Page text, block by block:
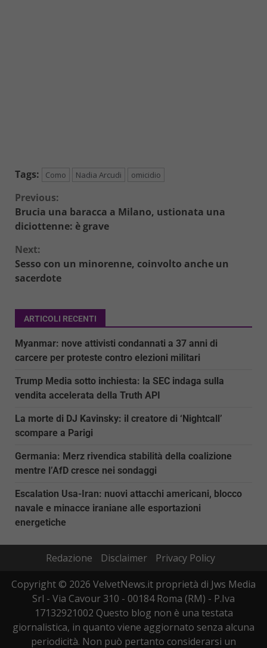
Tags: Como Nadia Arcudi omicidio
Continue
Reading
Previous:
Brucia una baracca a Milano, ustionata una
diciottenne: è grave
Next:
Sesso con un minorenne, coinvolto anche un
sacerdote
ARTICOLI RECENTI
Myanmar: nove attivisti condannati a 37 anni di
carcere per proteste contro elezioni militari
Trump Media sotto inchiesta: la SEC indaga sulla
vendita accelerata della Truth API
La morte di DJ Kavinsky: il creatore di ‘Nightcall’
scompare a Parigi
Germania: Merz rivendica stabilità della coalizione
mentre l’AfD cresce nei sondaggi
Escalation Usa-Iran: nuovi attacchi americani, blocco
navale e minacce iraniane alle esportazioni
energetiche
Redazione Disclaimer
Privacy Policy
Copyright © 2026 VelvetNews.it proprietà di Jws Media
Srl - Via Cavour 310 - 00184 Roma (RM) - P.Iva
17132921002 Questo blog non è una testata
giornalistica, in quanto viene aggiornato senza alcuna
periodicità. Non può pertanto considerarsi un